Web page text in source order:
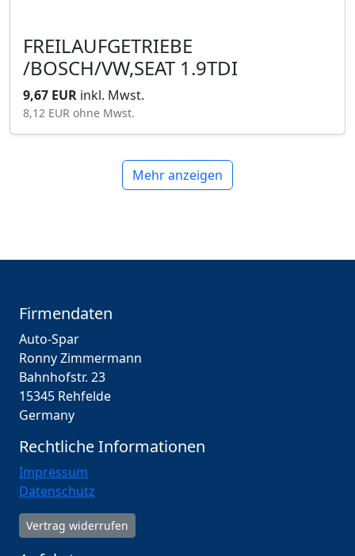
FREILAUFGETRIEBE
/BOSCH/VW,SEAT 1.9TDI
9,67 EUR inkl. Mwst.
8,12 EUR ohne Mwst.
Mehr anzeigen
Firmendaten
Auto-Spar
Ronny Zimmermann
Bahnhofstr. 23
15345 Rehfelde
Germany
Rechtliche Informationen
Impressum
Datenschutz
Vertrag widerrufen